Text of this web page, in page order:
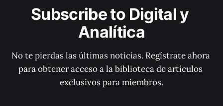
Subscribe to Digital y
Analítica
No te pierdas las últimas noticias. Regístrate ahora
para obtener acceso a la biblioteca de artículos
exclusivos para miembros.